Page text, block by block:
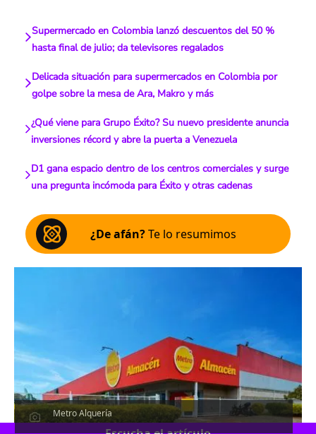
Supermercado en Colombia lanzó descuentos del 50 %
hasta final de julio; da televisores regalados
Delicada situación para supermercados en Colombia por
golpe sobre la mesa de Ara, Makro y más
¿Qué viene para Grupo Éxito? Su nuevo presidente anuncia
inversiones récord y abre la puerta a Venezuela
D1 gana espacio dentro de los centros comerciales y surge
una pregunta incómoda para Éxito y otras cadenas
¿De afán?Te lo resumimos
Metro Alquería